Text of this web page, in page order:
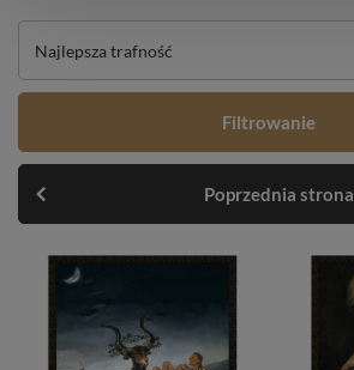
Najlepsza trafność
Filtrowanie
Poprzednia strona